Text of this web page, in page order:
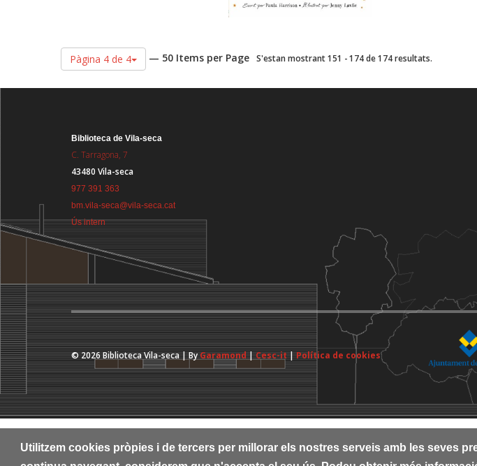
Utilitzem cookies pròpies i de tercers per millorar els nostres serveis amb les seves
Pàgina 4 de 4 — 50 Items per Page S'estan mostrant 151 - 174 de 174 resultats.
Biblioteca de Vila-seca
C. Tarragona, 7
43480 Vila-seca
977 391 363
bm.vila-seca@vila-seca.cat
Ús intern
© 2026 Biblioteca Vila-seca | ByGaramond|Cesc-it|Política de cookies